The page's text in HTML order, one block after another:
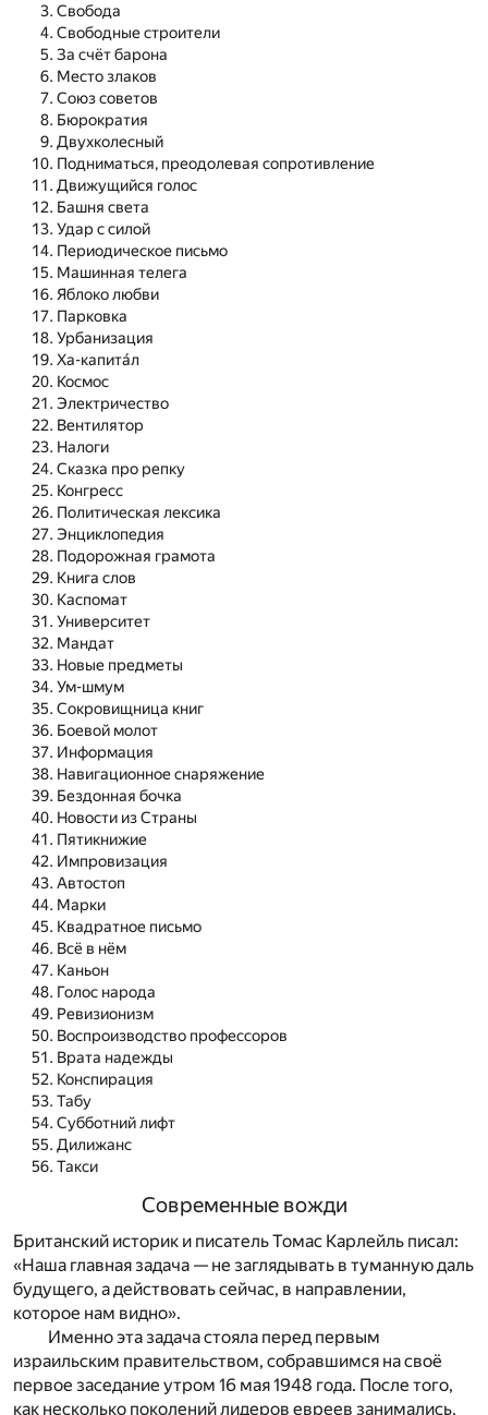
Свобода
Свободные строители
За счёт барона
Место злаков
Союз советов
Бюрократия
Двухколесный
Подниматься, преодолевая сопротивление
Движущийся голос
Башня света
Удар с силой
Периодическое письмо
Машинная телега
Яблоко любви
Парковка
Урбанизация
Ха-капитáл
Космос
Электричество
Вентилятор
Налоги
Сказка про репку
Конгресс
Политическая лексика
Энциклопедия
Подорожная грамота
Книга слов
Каспомат
Университет
Мандат
Новые предметы
Ум-шмум
Сокровищница книг
Боевой молот
Информация
Навигационное снаряжение
Бездонная бочка
Новости из Страны
Пятикнижие
Импровизация
Автостоп
Марки
Квадратное письмо
Всё в нём
Каньон
Голос народа
Ревизионизм
Воспроизводство профессоров
Врата надежды
Конспирация
Табу
Субботний лифт
Дилижанс
Такси
Современные вожди
Британский историк и писатель Томас Карлейль писал:
«Наша главная задача — не заглядывать в туманную даль
будущего, а действовать сейчас, в направлении,
которое нам видно».
Именно эта задача стояла перед первым
израильским правительством, собравшимся на своё
первое заседание утром 16 мая 1948 года. После того,
как несколько поколений лидеров евреев занимались,